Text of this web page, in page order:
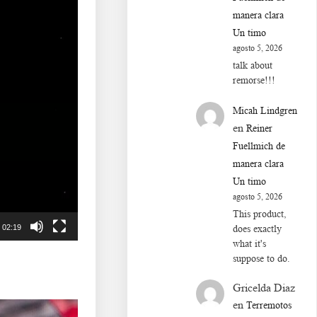
02:19
manera clara
Un timo
agosto 5, 2026
talk about
remorse!!!
Micah Lindgren
enReiner
Fuellmich de
manera clara
Un timo
agosto 5, 2026
This product,
does exactly
what it's
suppose to do.
Gricelda Diaz
enTerremotos